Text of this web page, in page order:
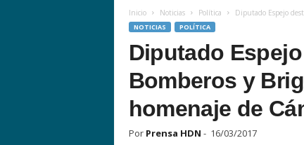
Inicio Noticias Política Diputado Espejo
NOTICIAS POLÍTICA
Diputado
Bomberos y
homenaje de
Por Prensa HDN - 16/03/2017